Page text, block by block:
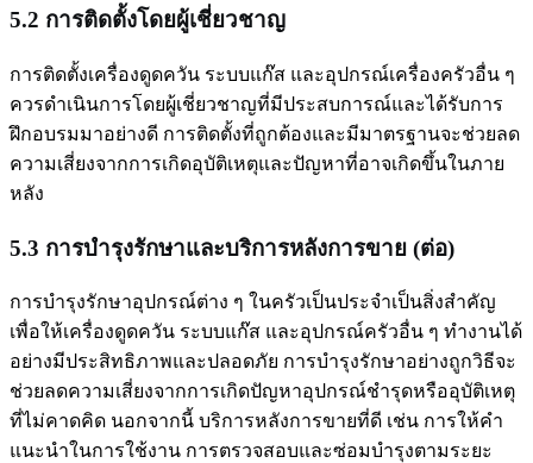
5.2 การติดตั้งโดยผู้เชี่ยวชาญ
การติดตั้งเครื่องดูดควัน ระบบแก๊ส และอุปกรณ์เครื่องครัวอื่น ๆ
ควรดำเนินการโดยผู้เชี่ยวชาญที่มีประสบการณ์และได้รับการ
ฝึกอบรมมาอย่างดี การติดตั้งที่ถูกต้องและมีมาตรฐานจะช่วยลด
ความเสี่ยงจากการเกิดอุบัติเหตุและปัญหาที่อาจเกิดขึ้นในภาย
หลัง
5.3 การบำรุงรักษาและบริการหลังการขาย (ต่อ)
การบำรุงรักษาอุปกรณ์ต่าง ๆ ในครัวเป็นประจำเป็นสิ่งสำคัญ
เพื่อให้เครื่องดูดควัน ระบบแก๊ส และอุปกรณ์ครัวอื่น ๆ ทำงานได้
อย่างมีประสิทธิภาพและปลอดภัย การบำรุงรักษาอย่างถูกวิธีจะ
ช่วยลดความเสี่ยงจากการเกิดปัญหาอุปกรณ์ชำรุดหรืออุบัติเหตุ
ที่ไม่คาดคิด นอกจากนี้ บริการหลังการขายที่ดี เช่น การให้คำ
แนะนำในการใช้งาน การตรวจสอบและซ่อมบำรุงตามระยะ